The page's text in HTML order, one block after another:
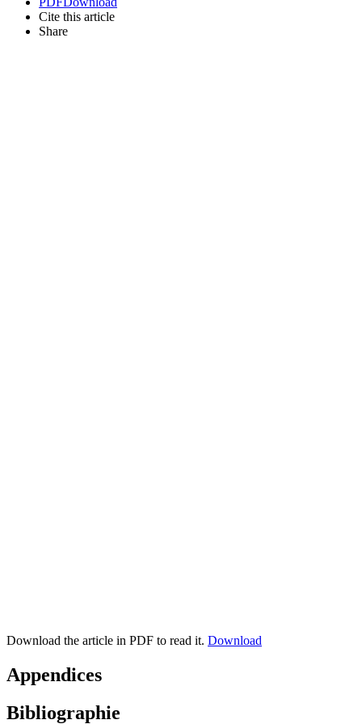
Cite this article
Share
Download the article in PDF to read it. Download
Appendices
Bibliographie